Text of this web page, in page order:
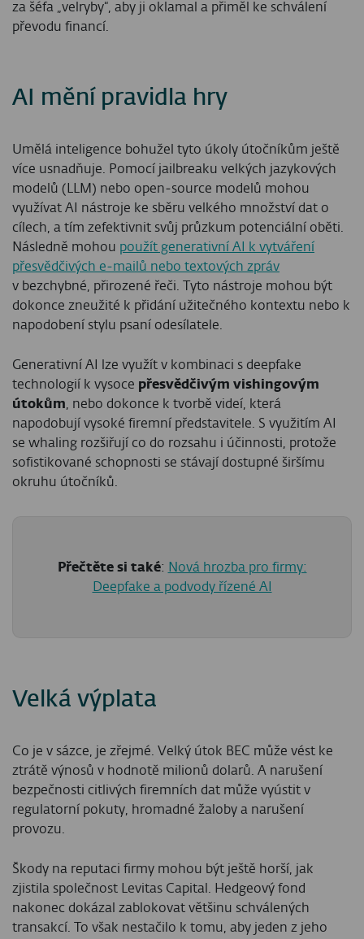
za šéfa „velryby“, aby ji oklamal a přiměl ke schválení
převodu financí.
AI mění pravidla hry
Umělá inteligence bohužel tyto úkoly útočníkům ještě
více usnadňuje. Pomocí jailbreaku velkých jazykových
modelů (LLM) nebo open‑source modelů mohou
využívat AI nástroje ke sběru velkého množství dat o
cílech, a tím zefektivnit svůj průzkum potenciální oběti.
Následně mohou použít generativní AI k vytváření
přesvědčivých e‑mailů nebo textových zpráv
v bezchybné, přirozené řeči. Tyto nástroje mohou být
dokonce zneužité k přidání užitečného kontextu nebo k
napodobení stylu psaní odesílatele.
Generativní AI lze využít v kombinaci s deepfake
technologií k vysoce přesvědčivým vishingovým
útokům, nebo dokonce k tvorbě videí, která
napodobují vysoké firemní představitele. S využitím AI
se whaling rozšiřují co do rozsahu i účinnosti, protože
sofistikované schopnosti se stávají dostupné širšímu
okruhu útočníků.
Přečtěte si také: Nová hrozba pro firmy:
Deepfake a podvody řízené AI
Velká výplata
Co je v sázce, je zřejmé. Velký útok BEC může vést ke
ztrátě výnosů v hodnotě milionů dolarů. A narušení
bezpečnosti citlivých firemních dat může vyústit v
regulatorní pokuty, hromadné žaloby a narušení
provozu.
Škody na reputaci firmy mohou být ještě horší, jak
zjistila společnost Levitas Capital. Hedgeový fond
nakonec dokázal zablokovat většinu schválených
transakcí. To však nestačilo k tomu, aby jeden z jeho